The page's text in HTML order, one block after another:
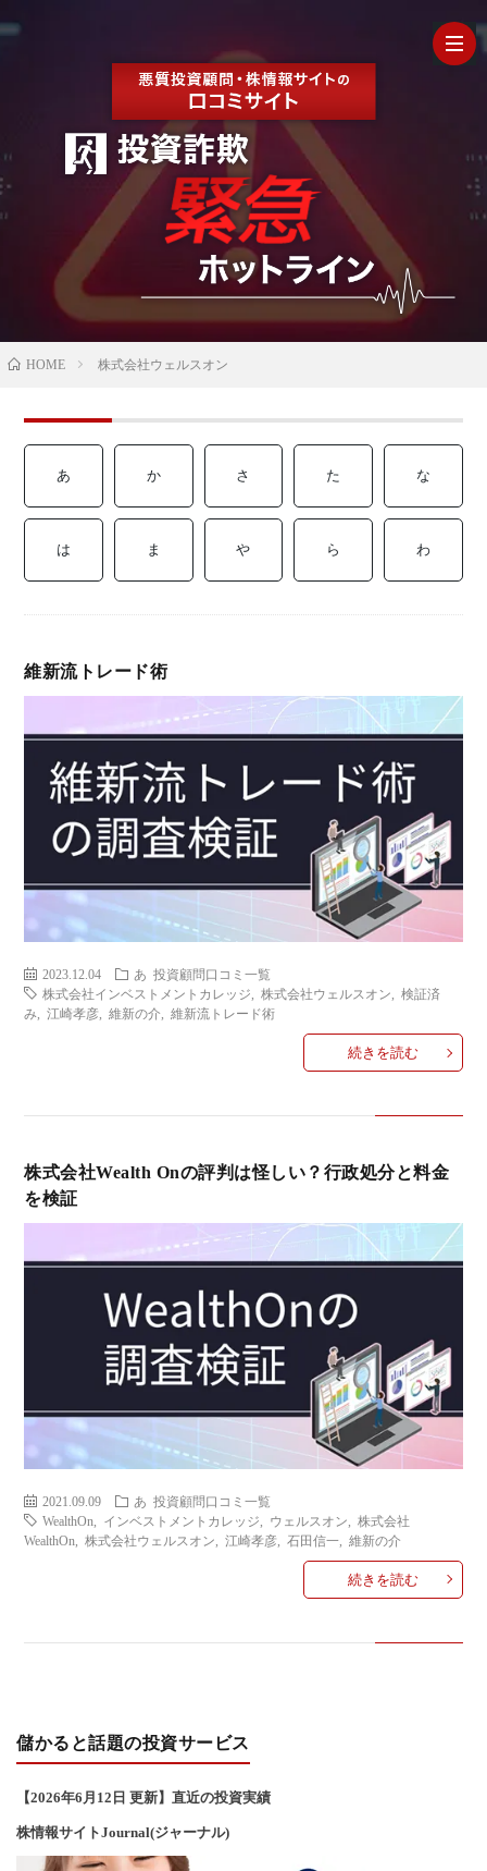
【
当に
げる
サー
済
み
覧
用
語
典
コラ
HOME 株式会社ウェルスオン
あ か さ た な
は ま や ら わ
維新流トレード術
2023.12.04 あ
投資顧問口コミ一覧
株式会社インベストメントカレッジ
,株式会社ウェルスオン ,検証済
み
,江崎孝彦 ,維新の介 ,維新流トレード術
続きを読む
株式会社Wealth Onの評判は怪しい？行政処分と料金
を検証
2021.09.09 あ
投資顧問口コミ一覧
WealthOn
インベストメントカレッジ ウェルスオン ,株式会社
WealthOn
,株式会社ウェルスオン ,江崎孝彦 ,石田信一 ,維新の介
続きを読む
儲かると話題の投資サービス
【2026年6 月12 日 更新】直近の投資実績
株情報サイトJournal(ジャーナル)